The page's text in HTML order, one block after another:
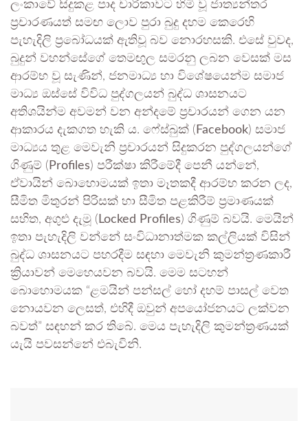
ලංකාවේ සිදුකළ පාද චාරිකාවට හිමි වූ ජාත්‍යන්තර
ප්‍රචාරණයත් සමඟ ලොව පුරා බුදු දහම කෙරෙහි
පැහැදිලි ප්‍රබෝධයක් ඇතිවූ බව නොරහසකි. එසේ වුවද,
බුදුන් වහන්සේගේ තෙමඟුල සමරනු ලබන වෙසක් මස
ආරම්භ වූ සැණින්, ජනමාධ්‍ය හා විශේෂයෙන්ම සමාජ
මාධ්‍ය ඔස්සේ විවිධ පුද්ගලයන් බුද්ධ ශාසනයට
අතිශයින්ම අවමන් වන අන්දමේ ප්‍රචාරයන් ගෙන යන
ආකාරය දැකගත හැකි ය. ෆේස්බුක් ( Facebook) සමාජ
මාධ්‍යය තුළ මෙවැනි ප්‍රචාරයන් සිදුකරන පුද්ගලයන්ගේ
ගිණුම් ( Profiles) පරීක්ෂා කිරීමේදී පෙනී යන්නේ,
ඒවායින් බොහොමයක් ඉතා මෑතකදී ආරම්භ කරන ලද,
සීමිත මිතුරන් පිරිසක් හා සීමිත පළකිරීම් ප්‍රමාණයක්
සහිත, අගුළු දැමූ ( Locked Profiles) ගිණුම් බවයි. මෙයින්
ඉතා පැහැදිලි වන්නේ සංවිධානාත්මක කල්ලියක් විසින්
බුද්ධ ශාසනයට පහරදීම සඳහා මෙවැනි කුමන්ත්‍රණකාරී
ක්‍රියාවන් මෙහෙයවන බවයි. මෙම සටහන්
බොහොමයක “ළමයින් පන්සල් හෝ දහම් පාසල් වෙත
නොයවන ලෙසත්, එහිදී ඔවුන් අපයෝජනයට ලක්වන
බවත්” සඳහන් කර තිබේ. මෙය පැහැදිලි කුමන්ත්‍රණයක්
යැයි පවසන්නේ එබැවිනි.